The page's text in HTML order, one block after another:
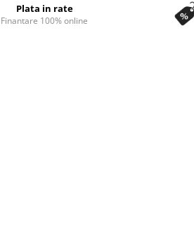
Plata in rate
Finantare 100% online